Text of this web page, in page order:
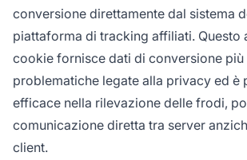
conversione direttamente dal sistema
piattaforma di tracking affiliati. Questo
cookie fornisce dati di conversione più
problematiche legate alla privacy ed è
efficace nella rilevazione delle frodi,
comunicazione diretta tra server
client.